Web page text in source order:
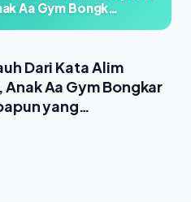
Aa Gym Bongk…
Dari Kata Alim
Aa Gym Bongkar
yang
Ayahnya